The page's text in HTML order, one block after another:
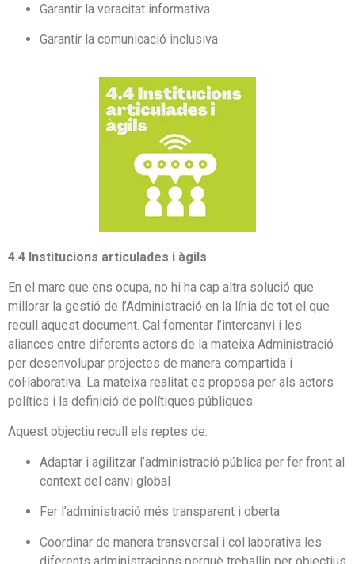
Garantir la veracitat informativa
Garantir la comunicació inclusiva
4.4 Institucions articulades i àgils
En el marc que ens ocupa, no hi ha cap altra solució que
millorar la gestió de l’Administració en la línia de tot el que
recull aquest document. Cal fomentar l’intercanvi i les
aliances entre diferents actors de la mateixa Administració
per desenvolupar projectes de manera compartida i
col·laborativa. La mateixa realitat es proposa per als actors
polítics i la definició de polítiques públiques.
Aquest objectiu recull els reptes de:
Adaptar i agilitzar l’administració pública per fer front al
context del canvi global
Fer l’administració més transparent i oberta
Coordinar de manera transversal i col·laborativa les
diferents administracions perquè treballin per objectius